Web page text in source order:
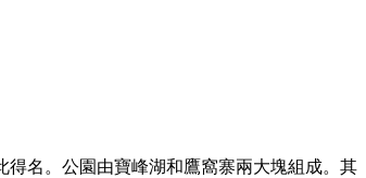
名。公園由寶峰湖和鷹窩寨兩大塊組成。其